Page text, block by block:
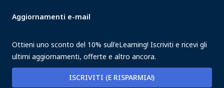
Aggiornamenti e-mail
Ottieni uno sconto del 10% sull'eLearning! Iscriviti e ricevi gli
ultimi aggiornamenti, offerte e altro ancora.
ISCRIVITI (E RISPARMIA!)